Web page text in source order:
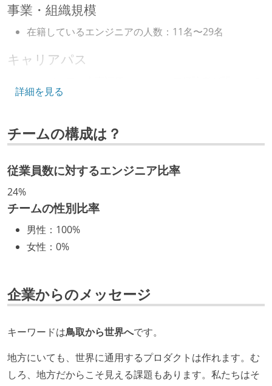
事業・組織規模
在籍しているエンジニアの人数：11名〜29名
キャリアパス
いる
など、キャリア形成を目的とした職域を超えての積極
的な異動が推奨され、実施されている
マネージャーやCTOと高頻度（月1程度）でキャリアに
技術カルチャー
CTO またはそれに準じる、技術やワークフローの標準
化を行う役割の人・部門が存在する
ング部門の人間が経営に参加している
Slack等で、最新技術の良し悪しをメンバーがよく会話
英語でコミュニケーションとる機会が社内にある
開発メンバーの裁量
詳細を見る
チームの構成は？
従業員数に対するエンジニア比率
24%
チームの性別比率
男性 ： 100%
女性 ： 0%
企業からのメッセージ
キーワードは鳥取から世界へです。
地方にいても、世界に通用するプロダクトは作れます。む
しろ、地方だからこそ見える課題もあります。私たちはそ